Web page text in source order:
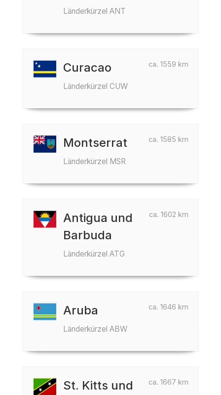
Länderkürzel ANT
ca. 1559 km
Curacao
Länderkürzel CUW
ca. 1585 km
Montserrat
Länderkürzel MSR
ca. 1602 km
Antigua und
Barbuda
Länderkürzel ATG
ca. 1646 km
Aruba
Länderkürzel ABW
ca. 1667 km
St. Kitts und